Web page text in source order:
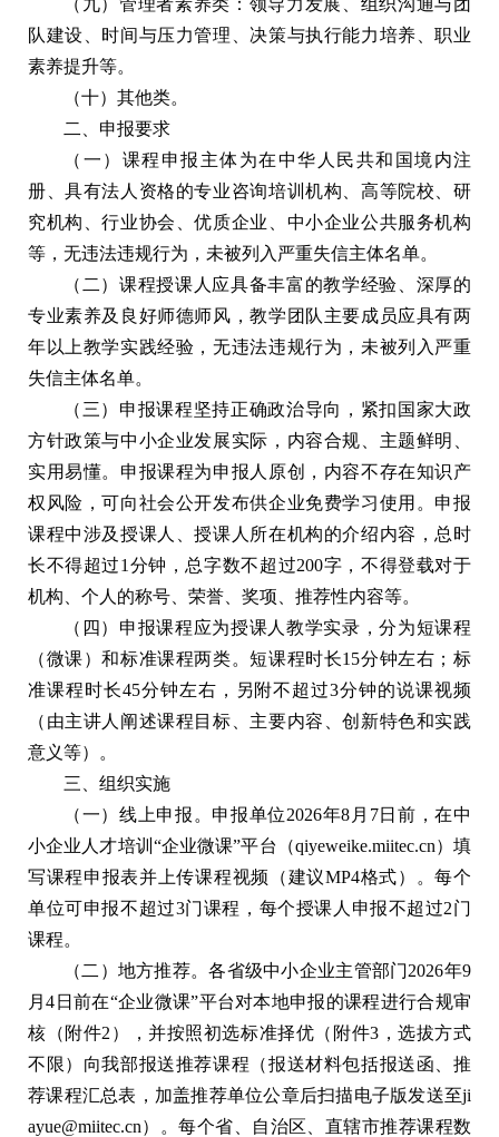
队建设、时间与压力管理、决策与执行能力培养、职业
素养提升等。
（十）其他类。
二、申报要求
（一）课程申报主体为在中华人民共和国境内注
册、具有法人资格的专业咨询培训机构、高等院校、研
究机构、行业协会、优质企业、中小企业公共服务机构
等，无违法违规行为，未被列入严重失信主体名单。
（二）课程授课人应具备丰富的教学经验、深厚的
专业素养及良好师德师风，教学团队主要成员应具有两
年以上教学实践经验，无违法违规行为，未被列入严重
失信主体名单。
（三）申报课程坚持正确政治导向，紧扣国家大政
方针政策与中小企业发展实际，内容合规、主题鲜明、
实用易懂。申报课程为申报人原创，内容不存在知识产
权风险，可向社会公开发布供企业免费学习使用。申报
课程中涉及授课人、授课人所在机构的介绍内容，总时
长不得超过1分钟，总字数不超过200字，不得登载对于
机构、个人的称号、荣誉、奖项、推荐性内容等。
（四）申报课程应为授课人教学实录，分为短课程
（微课）和标准课程两类。短课程时长15分钟左右；标
准课程时长45分钟左右，另附不超过3分钟的说课视频
（由主讲人阐述课程目标、主要内容、创新特色和实践
意义等）。
三、组织实施
（一）线上申报。申报单位2026年8月7日前，在中
小企业人才培训“企业微课”平台（qiyeweike.miitec.cn）填
写课程申报表并上传课程视频（建议MP4格式）。每个
单位可申报不超过3门课程，每个授课人申报不超过2门
课程。
（二）地方推荐。各省级中小企业主管部门2026年9
月4日前在“企业微课”平台对本地申报的课程进行合规审
核（附件2），并按照初选标准择优（附件3，选拔方式
不限）向我部报送推荐课程（报送材料包括报送函、推
荐课程汇总表，加盖推荐单位公章后扫描电子版发送至ji
ayue@miitec.cn）。每个省、自治区、直辖市推荐课程数